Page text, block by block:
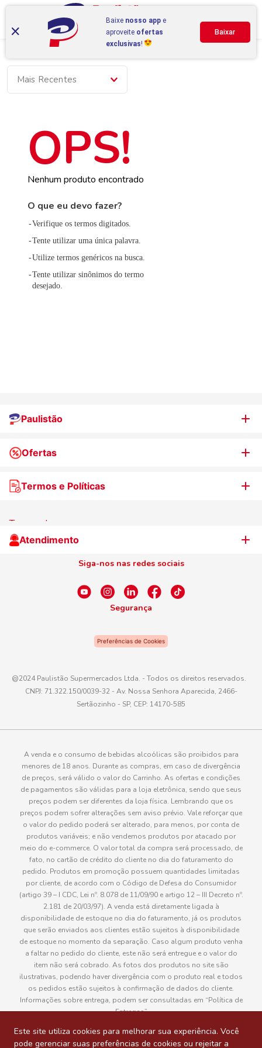
Este site utiliza cookies para melhorar sua experiência. Você
pode gerenciar suas preferências de cookies ou rejeitar a
Mais Recentes
Nenhum produto encontrado
O que eu devo fazer?
Verifique os termos digitados.
Tente utilizar uma única palavra.
Utilize termos genéricos na busca.
Tente utilizar sinônimos do termo
desejado.
Paulistão
Quem somos
Nossas lojas
Nosso Cartão
Ofertas
WhatsApp de Ofertas
Televendas
Termos e Políticas
Termos de uso
Centro de Privacidade
Atendimento
E-mail
Siga-nos nas redes sociais
Segurança
Preferências de Cookies
@2024 Paulistão Supermercados Ltda. - Todos os direitos reservados.
CNPJ: 71.322.150/0039-32 - Av. Nossa Senhora Aparecida, 2466-
Sertãozinho - SP, CEP: 14170-585
A venda e o consumo de bebidas alcoólicas são proibidos para
menores de 18 anos. Durante as compras, em caso de divergência
de preços, será válido o valor do Carrinho. As ofertas e condições
de pagamentos são válidas para a loja eletrônica, sendo que seus
preços podem ser diferentes da loja física. Lembrando que os
preços podem sofrer alterações sem aviso prévio. Vale reforçar que
o valor do pedido poderá ser alterado, para menos, por conta de
produtos variáveis; e não vendemos produtos por atacado por
meio do e-commerce. O valor total da compra será processado, de
fato, no cartão de crédito do cliente no dia do faturamento do
pedido. Produtos em promoção possuem quantidades limitadas
por cliente, de acordo com o Código de Defesa do Consumidor
(artigo 39 – I CDC, Lei nº. 8.078 de 11/09/90 e artigo 12 – III Decreto nº.
2.181 de 20/03/97). A venda está diretamente ligada à
disponibilidade de estoque no dia do faturamento, já os produtos
que serão enviados aos clientes estão sujeitos à disponibilidade
de estoque no momento da separação. Caso algum produto venha
a faltar no pedido do cliente, este não será entregue e o valor do
item não será cobrado. As fotos dos produtos no site são
ilustrativas, podendo haver divergência com o produto real e todos
os pedidos estão sujeitos à confirmação de dados do cliente.
Informações sobre entrega, podem ser consultadas em “Política de
Entregas”
Baixe nosso app e
aproveite ofertas
exclusivas!
Baixar